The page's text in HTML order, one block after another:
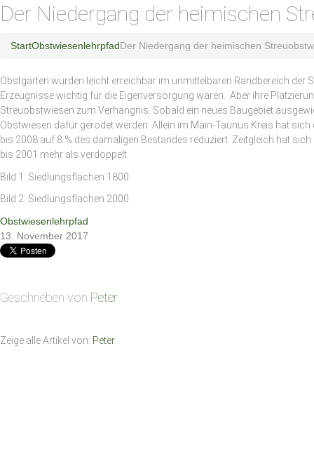
Der Niedergang der heimischen
StartObstwiesenlehrpfadDer Niedergang der heimischen
Obstgärten wurden leicht erreichbar im unmittelbaren Randbereich der
Erzeugnisse wichtig für die Eigenversorgung waren. Aber ihre
Streuobstwiesen zum Verhängnis. Sobald ein neues Baugebiet
Obstwiesen dafür gerodet werden. Allein im Main-Taunus Kreis hat
bis 2008 auf 8 % des damaligen Bestandes reduziert. Zeitgleich hat
bis 2001 mehr als verdoppelt.
Bild 1: Siedlungsflächen 1800
Bild 2: Siedlungsflächen 2000
Obstwiesenlehrpfad
13. November 2017
Geschrieben von Peter
Zeige alle Artikel von: Peter